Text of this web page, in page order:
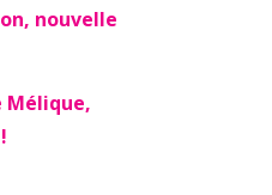
nouvelle
Mélique,